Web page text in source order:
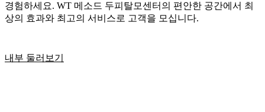
경험하세요. WT 메소드 두피탈모센터의 편안한 공간에서 최
상의 효과와 최고의 서비스로 고객을 모십니다.
내부 둘러보기